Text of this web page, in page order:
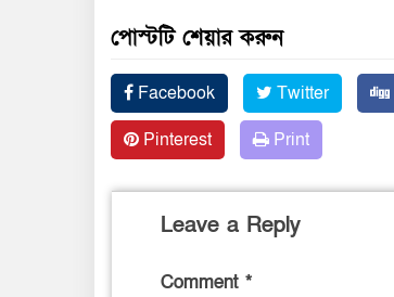
পোস্টটি শেয়ার করুন
Facebook Twitter
Pinterest
Print
Leave a Reply
Comment *